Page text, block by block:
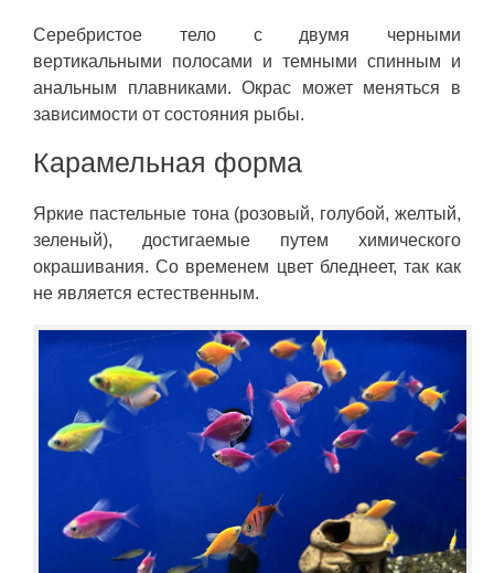
Серебристое тело с двумя черными
вертикальными полосами и темными спинным и
анальным плавниками. Окрас может меняться в
зависимости от состояния рыбы.
Карамельная форма
Яркие пастельные тона (розовый, голубой, желтый,
зеленый), достигаемые путем химического
окрашивания. Со временем цвет бледнеет, так как
не является естественным.